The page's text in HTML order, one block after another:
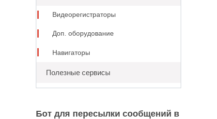
Видеорегистраторы
Доп. оборудование
Навигаторы
Полезные сервисы
Бот для пересылки сообщений в